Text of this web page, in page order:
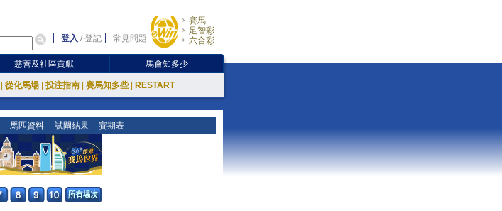
登入 /登記 常見問題
賽馬
足智彩
六合彩
慈善及社區貢獻 馬會知多少
從化馬場 投注指南 賽馬知多些 RESTART
馬匹資料 試閘結果 賽期表